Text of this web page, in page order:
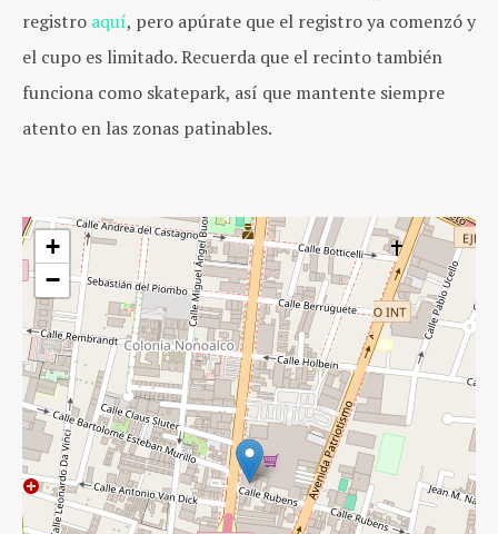
registro aquí, pero apúrate que el registro ya comenzó y
el cupo es limitado. Recuerda que el recinto también
funciona como skatepark, así que mantente siempre
atento en las zonas patinables.
+
−